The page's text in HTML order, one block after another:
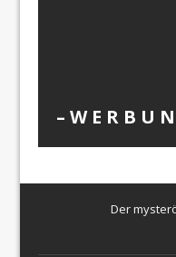
– W Ε R Β U
Der